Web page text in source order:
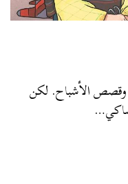
وقصص الأشباح. لكن